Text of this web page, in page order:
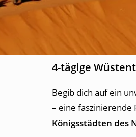
4-tägige
Begib dich auf ein
– eine faszinierende
Königsstädten des